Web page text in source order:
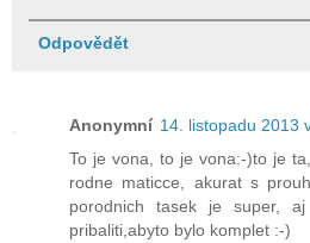
Odpovědět
Anonymní 14. listopadu 2013
To je vona, to je vona:-)to je
rodne maticce, akurat s
porodnich tasek je super,
pribaliti,abyto bylo komplet :-)